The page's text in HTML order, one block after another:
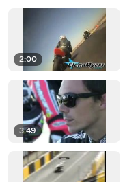
2:00
3:49